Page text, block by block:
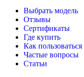
Выбрать модель
Отзывы
Сертификаты
Где купить
Как пользоваться
Частые вопросы
Статьи